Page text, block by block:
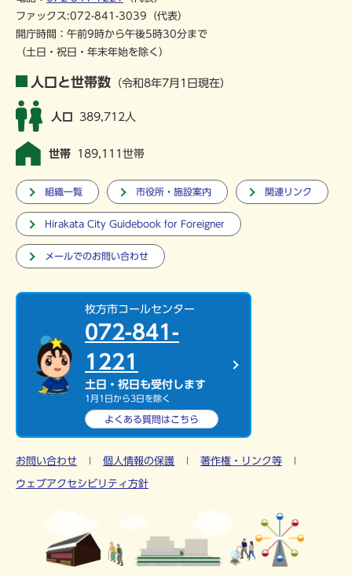
ファックス:072-841-3039（代表）
開庁時間：午前9時から午後5時30分まで
（土日・祝日・年末年始を除く）
人口と世帯数 （令和8年7月1日現在）
人口 389,712人
世帯 189,111世帯
組織一覧 市役所・施設案内 関連リンク
Hirakata City Guidebook for Foreigner
メールでのお問い合わせ
枚方市コールセンター
072-841-
1221
土日・祝日も受付します
1月1日から3日を除く
よくある質問はこちら
お問い合わせ 個人情報の保護 著作権・リンク等
ウェブアクセシビリティ方針